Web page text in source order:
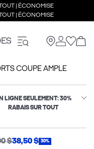
| ÉCONOMISE
| ÉCONOMISE
COUPE AMPLE
LIGNE SEULEMENT: 30%
RABAIS SUR TOUT
$38,50 $ 30%